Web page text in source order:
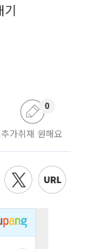
기
추가취재 원해요
0